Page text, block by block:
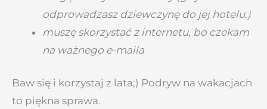
odprowadzasz dziewczynę do jej hotelu.)
muszę skorzystać z internetu, bo czekam
na ważnego e-maila
Baw się i korzystaj z lata;) Podryw na wakacjach
to piękna sprawa.